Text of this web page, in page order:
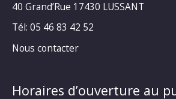
40 Grand’Rue 17430 LUSSANT
Tél: 05 46 83 42 52
Nous contacter
Horaires d’ouverture au